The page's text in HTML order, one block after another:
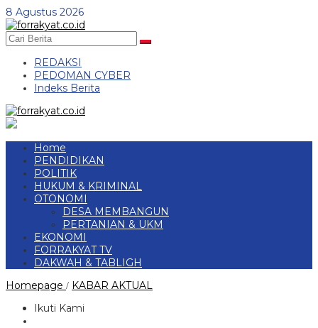
Skip
to
content
8 Agustus 2026
REDAKSI
PEDOMAN CYBER
Indeks Berita
Home
PENDIDIKAN
POLITIK
HUKUM & KRIMINAL
OTONOMI
DESA MEMBANGUN
PERTANIAN & UKM
EKONOMI
FORRAKYAT TV
DAKWAH & TABLIGH
Homepage / KABAR AKTUAL
Ikuti Kami